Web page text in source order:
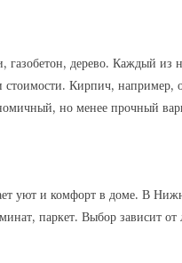
газобетон, дерево. Каждый из
Кирпич, например,
но менее прочный
уют и комфорт в доме. В
паркет. Выбор зависит